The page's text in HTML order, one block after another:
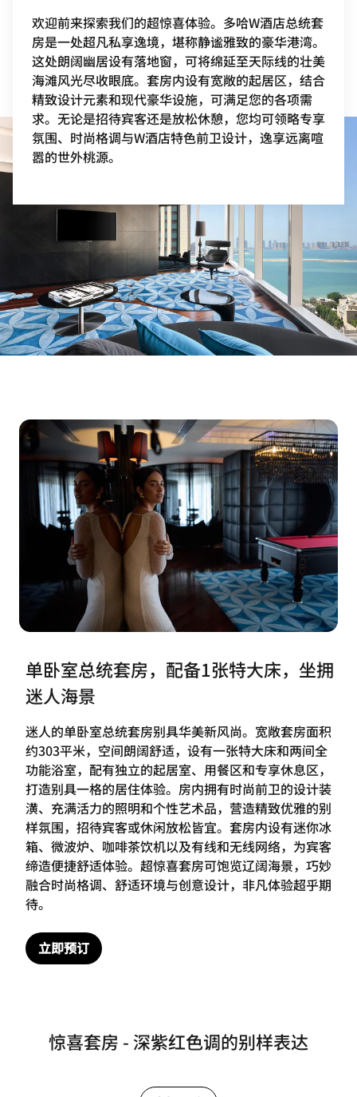
欢迎前来探索我们的超惊喜体验。多哈W酒店总统套
房是一处超凡私享逸境，堪称静谧雅致的豪华港湾。
这处朗阔幽居设有落地窗，可将绵延至天际线的壮美
海滩风光尽收眼底。套房内设有宽敞的起居区，结合
精致设计元素和现代豪华设施，可满足您的各项需
求。无论是招待宾客还是放松休憩，您均可领略专享
氛围、时尚格调与W酒店特色前卫设计，逸享远离喧
嚣的世外桃源。
单卧室总统套房，配备1张特大床，坐拥
迷人海景
迷人的单卧室总统套房别具华美新风尚。宽敞套房面积
约303平米，空间朗阔舒适，设有一张特大床和两间全
功能浴室，配有独立的起居室、用餐区和专享休息区，
打造别具一格的居住体验。房内拥有时尚前卫的设计装
潢、充满活力的照明和个性艺术品，营造精致优雅的别
样氛围，招待宾客或休闲放松皆宜。套房内设有迷你冰
箱、微波炉、咖啡茶饮机以及有线和无线网络，为宾客
缔造便捷舒适体验。超惊喜套房可饱览辽阔海景，巧妙
融合时尚格调、舒适环境与创意设计，非凡体验超乎期
待。
立即预订
惊喜套房 - 深紫红色调的别样表达